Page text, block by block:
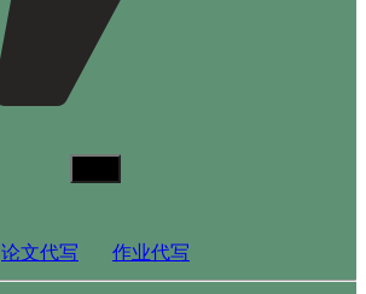
论文代写 作业代写